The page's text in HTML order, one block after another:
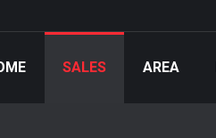
SALES AREA